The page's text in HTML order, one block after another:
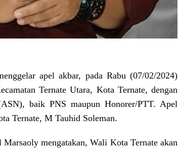
apel akbar, pada Rabu (07/02/2024)
Ternate Utara, Kota Ternate, dengan
baik PNS maupun Honorer/PTT. Apel
Ternate, M Tauhid Soleman.
mengatakan, Wali Kota Ternate akan